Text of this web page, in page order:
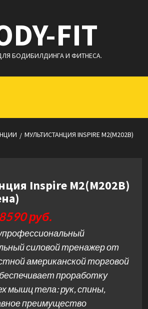
FIT
БОДИБИЛДИНГА И ФИТНЕСА.
МУЛЬТИСТАНЦИЯ INSPIRE M2(M202B)
Inspire M2(M202B)
руб.
силовой тренажер от
американской торговой
проработку
мышц тела: рук, спины,
преимущество